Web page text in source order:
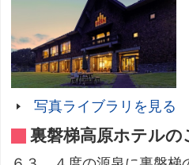
写真ライブラリを見る
裏磐梯高原ホテルの